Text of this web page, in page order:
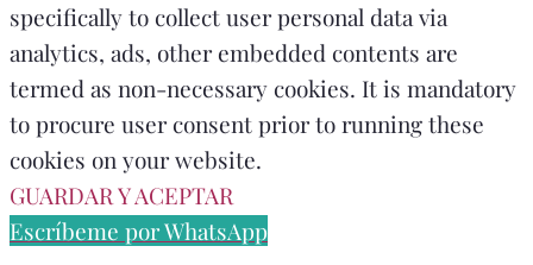
specifically to collect user personal data via
analytics, ads, other embedded contents are
termed as non-necessary cookies. It is mandatory
to procure user consent prior to running these
cookies on your website.
GUARDAR Y ACEPTAR
Escríbeme por WhatsApp